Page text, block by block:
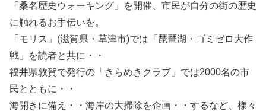
「桑名歴史ウォーキング」を開催、市民が自分の街の歴史
に触れるお手伝いを。
「モリス」(滋賀県・草津市)では「琵琶湖・ゴミゼロ大作
戦」を読者と共に・・
福井県敦賀で発行の「きらめきクラブ」では2000名の市
民とともに・・
海開きに備え・・海岸の大掃除を企画・・するなど、様々